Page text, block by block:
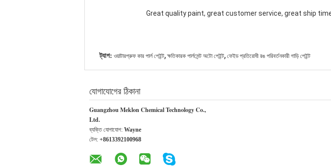
Great quality paint, great customer service, great ship
ট্যাগ: ওয়াটারপ্রুফ কার পার্ল পেইন্ট, ক্ষতিকারক পার্লসেন্ট অটো পেইন্ট, ফেইড প্রতিরোধী রঙ পরিবর্তনকারী গাড়ি পেইন্ট
যোগাযোগের ঠিকানা
Guangzhou Meklon Chemical Technology Co.,
Ltd.
ব্যক্তি যোগাযোগ: Wayne
টেল: +8613392100968